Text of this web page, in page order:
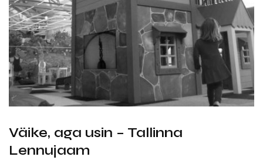
Väike, aga usin – Tallinna
Lennujaam